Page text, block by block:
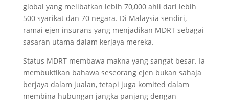
global yang melibatkan lebih 70,000 ahli dari lebih
500 syarikat dan 70 negara. Di Malaysia sendiri,
ramai ejen insurans yang menjadikan MDRT sebagai
sasaran utama dalam kerjaya mereka.
Status MDRT membawa makna yang sangat besar. Ia
membuktikan bahawa seseorang ejen bukan sahaja
berjaya dalam jualan, tetapi juga komited dalam
membina hubungan jangka panjang dengan